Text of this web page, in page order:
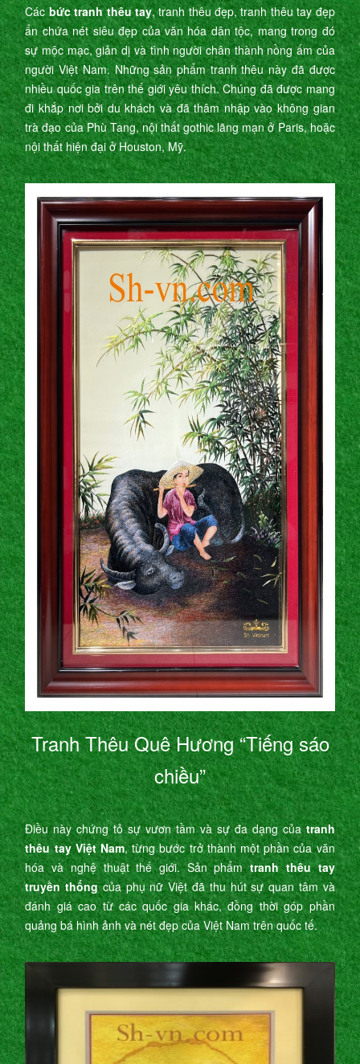
Cácbức tranh thêu tay, tranh thêu đẹp, tranh thêu tay đẹp
ẩn chứa nét siêu đẹp của văn hóa dân tộc, mang trong đó
sự mộc mạc, giản dị và tình người chân thành nồng ấm của
người Việt Nam. Những sản phẩm tranh thêu này đã được
nhiều quốc gia trên thế giới yêu thích. Chúng đã được mang
đi khắp nơi bởi du khách và đã thâm nhập vào không gian
trà đạo của Phù Tang, nội thất gothic lãng mạn ở Paris, hoặc
nội thất hiện đại ở Houston, Mỹ.
Tranh Thêu Quê Hương “Tiếng sáo
chiều”
Điều này chứng tỏ sự vươn tầm và sự đa dạng củatranh
thêu tay Việt Nam, từng bước trở thành một phần của văn
hóa và nghệ thuật thế giới. Sản phẩmtranh thêu tay
truyền thốngcủa phụ nữ Việt đã thu hút sự quan tâm và
đánh giá cao từ các quốc gia khác, đồng thời góp phần
quảng bá hình ảnh và nét đẹp của Việt Nam trên quốc tế.